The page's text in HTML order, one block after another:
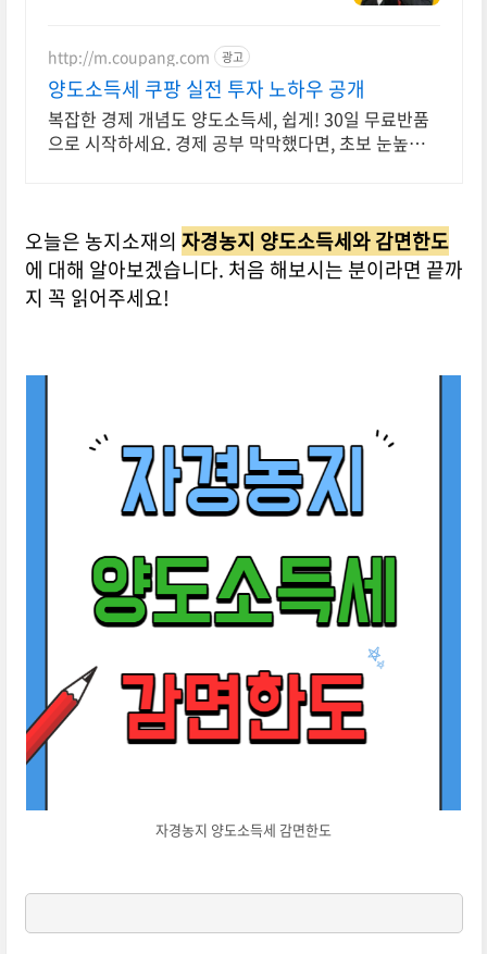
http://m.coupang.com 광고
양도소득세 쿠팡 실전 투자 노하우 공개
복잡한 경제 개념도 양도소득세, 쉽게! 30일 무료반품
으로 시작하세요. 경제 공부 막막했다면, 초보 눈높이
오늘은 농지소재의 자경농지 양도소득세와 감면한도
에 대해 알아보겠습니다. 처음 해보시는 분이라면 끝까
지 꼭 읽어주세요!
자경농지 양도소득세 감면한도